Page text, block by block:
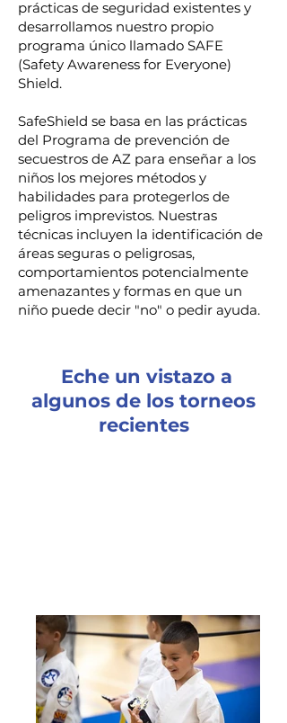
prácticas de seguridad existentes y
desarrollamos nuestro propio
programa único llamado SAFE
(Safety Awareness for Everyone)
Shield.
SafeShield se basa en las prácticas
del Programa de prevención de
secuestros de AZ para enseñar a los
niños los mejores métodos y
habilidades para protegerlos de
peligros imprevistos. Nuestras
técnicas incluyen la identificación de
áreas seguras o peligrosas,
comportamientos potencialmente
amenazantes y formas en que un
niño puede decir "no" o pedir ayuda.
Eche un vistazo a
algunos de los torneos
recientes